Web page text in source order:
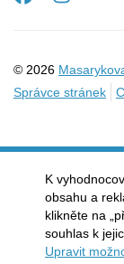
© 2026
Správce stránek
K
obsahu a
klikněte na
souhlas k
Upravit